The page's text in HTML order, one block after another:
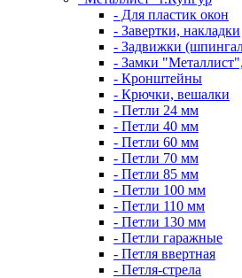
- Для пластик окон
- Завертки, накладки
- Задвижки
- Замки
- Кронштейны
- Крючки, вешалки
- Петли 24 мм
- Петли 40 мм
- Петли 60 мм
- Петли 70 мм
- Петли 85 мм
- Петли 100 мм
- Петли 110 мм
- Петли 130 мм
- Петли гаражные
- Петля ввертная
- Петля-стрела